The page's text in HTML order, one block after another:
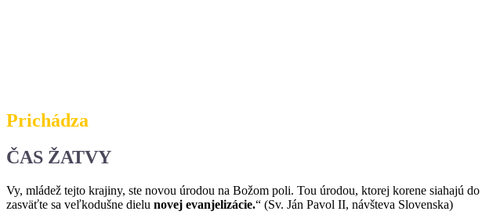
Prichádza
ČAS ŽATVY
Vy, mládež tejto krajiny, ste novou úrodou na Božom poli. Tou úrodou, ktorej korene siahajú do
zasväťte sa veľkodušne dielu novej evanjelizácie.“ (Sv. Ján Pavol II, návšteva Slovenska)